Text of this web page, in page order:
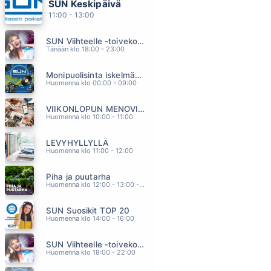
KESAMUISTO
VEDÄN ELÄMÄN HENKEEN
ÄLÄ MEE
SUN Keskipäivä
11:00 - 13:00
SUN Viihteelle -toivekonsertti
Tänään klo 18:00 - 23:00
Monipuolisinta iskelmää ja parasta poppia
Huomenna klo 00:00 - 09:00
VIIKONLOPUN MENOVINKIT
Huomenna klo 10:00 - 11:00
LEVYHYLLYLLÄ
Huomenna klo 11:00 - 12:00
Piha ja puutarha
Huomenna klo 12:00 - 13:00 - Studiossa: Pinsiön Taimisto
SUN Suosikit TOP 20
Huomenna klo 14:00 - 16:00
SUN Viihteelle -toivekonsertti
Huomenna klo 18:00 - 22:00